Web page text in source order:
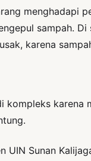
menghadapi
sampah. Di
karena
kompleks karena
UIN Sunan